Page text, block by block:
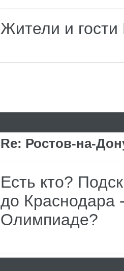
Жители и
Re: Ростов-на-
Есть кто?
до Краснодара
Олимпиаде?